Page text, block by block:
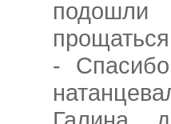
подошли
-